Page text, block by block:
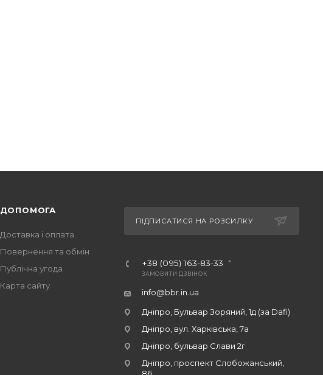
ДОПОМОГА
Доставка і оплата
Повернення та обмін
Публічна угода
Карта сайту
ПІДПИСАТИСЯ НА РОЗСИЛКУ
+38 (095) 163-83-33
ЗАМОВИТИ ДЗВІНОК
info@bbr.in.ua
Дніпро, Бульвар Зоряний, 1д (за Dafi)
Дніпро, вул. Харківська, 7а
Дніпро, бульвар Слави 2г
Дніпро, проспект Слобожанський,